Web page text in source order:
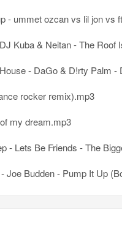
- ummet ozcan vs lil jon vs
Kuba & Neitan - The Roof
- DaGo & D!rty Palm -
rocker remix).mp3
my dream.mp3
- Lets Be Friends - The
Joe Budden - Pump It Up